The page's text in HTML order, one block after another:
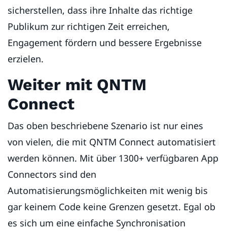
sicherstellen, dass ihre Inhalte das richtige
Publikum zur richtigen Zeit erreichen,
Engagement fördern und bessere Ergebnisse
erzielen.
Weiter mit QNTM
Connect
Das oben beschriebene Szenario ist nur eines
von vielen, die mit QNTM Connect automatisiert
werden können. Mit über 1300+ verfügbaren App
Connectors sind den
Automatisierungsmöglichkeiten mit wenig bis
gar keinem Code keine Grenzen gesetzt. Egal ob
es sich um eine einfache Synchronisation